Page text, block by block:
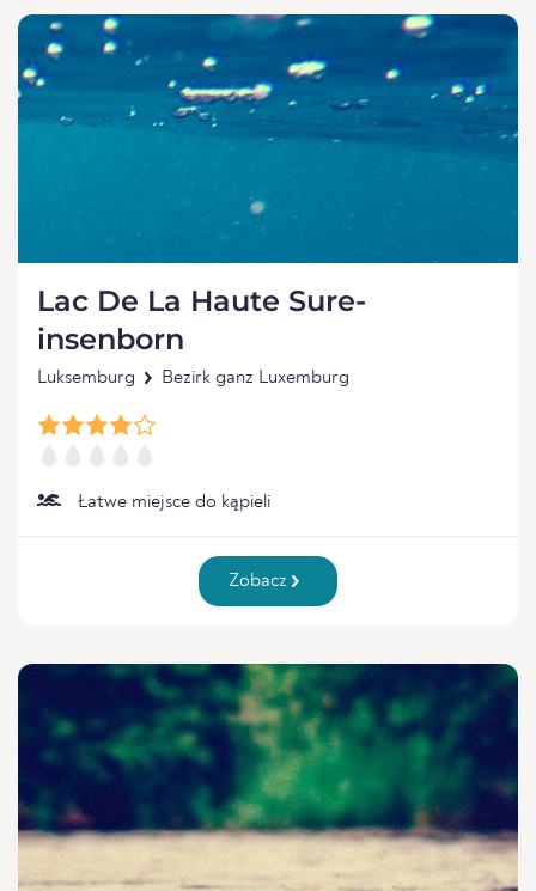
Lac De La Haute Sure-
insenborn
Luksemburg Bezirk ganz Luxemburg
Łatwe miejsce do kąpieli
Zobacz